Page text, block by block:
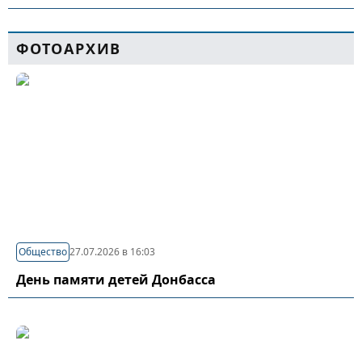
ФОТОАРХИВ
Общество27.07.2026 в 16:03
День памяти детей Донбасса